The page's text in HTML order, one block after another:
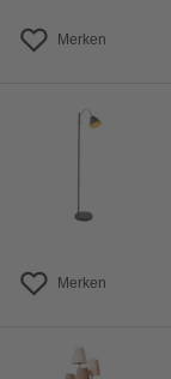
Merken
Merken